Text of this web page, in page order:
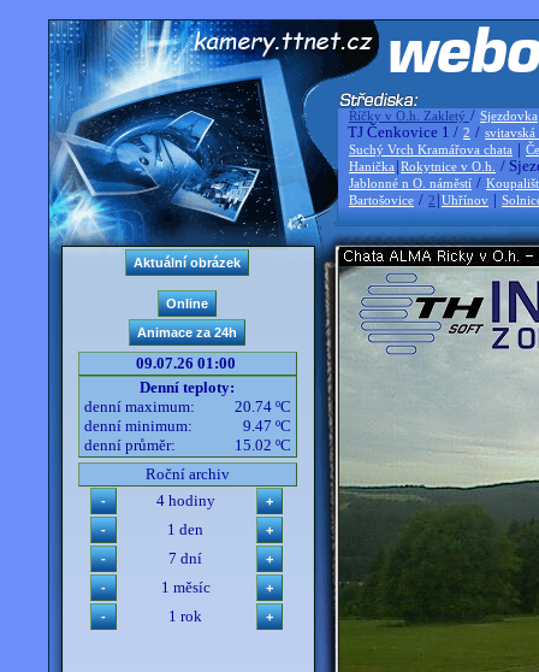
Říčky v O.h. Zakletý / Sjezdovka
TJ Čenkovice 1 / 2 / svitavská
Suchý Vrch Kramářova chata |
Hanička |Rokytnice v O.h. /
Jablonné n O. náměstí /
Bartošovice / 2 |Uhřínov |
09.07.26 01:00
Denní teploty:
denní maximum:
20.74 ºC
denní minimum:
9.47 ºC
denní průměr:
15.02 ºC
Roční archiv
4 hodiny
1 den
7 dní
1 měsíc
1 rok